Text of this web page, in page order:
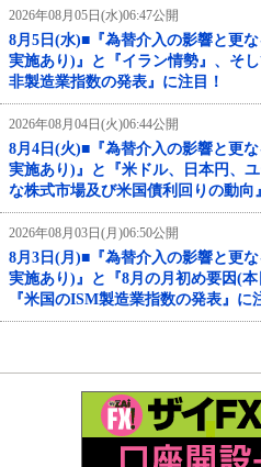
2026年08月05日(水)06:47公開
8月5日(水)■『為替介入の影響と更
実施あり)』と『イラン情勢』、そ
非製造業指数の発表』に注目！
2026年08月04日(火)06:44公開
8月4日(火)■『為替介入の影響と更
実施あり)』と『米ドル、日本円、
な株式市場及び米国債利回りの動向
2026年08月03日(月)06:50公開
8月3日(月)■『為替介入の影響と更
実施あり)』と『8月の月初め要因(
『米国のISM製造業指数の発表』に